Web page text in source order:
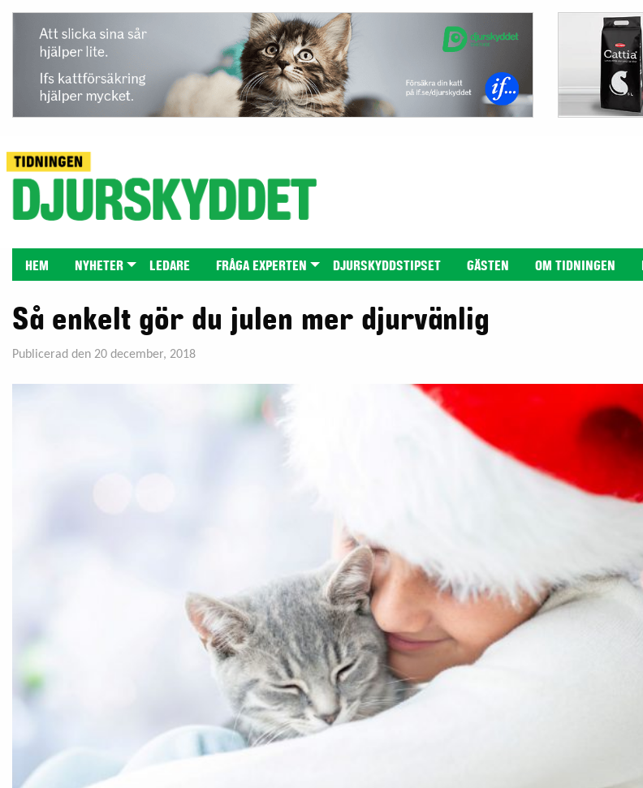
HEM NYHETER LEDARE FRÅGA EXPERTEN DJURSKYDDSTIPSET GÄSTEN OM TIDNINGEN
Så enkelt gör du julen mer djurvänlig
Publicerad den 20 december, 2018